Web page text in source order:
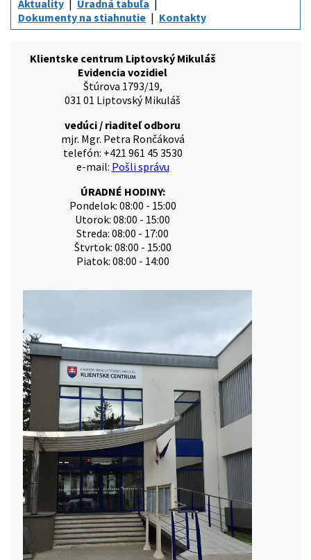
Aktuality
Úradná tabuľa
Dokumenty na stiahnutie
Kontakty
Klientske centrum Liptovský Mikuláš
Evidencia vozidiel
Štúrova 1793/19,
031 01 Liptovský Mikuláš
vedúci / riaditeľ odboru
mjr. Mgr. Petra Rončáková
telefón: +421 961 45 3530
e-mail: Pošli správu
ÚRADNÉ HODINY:
Pondelok: 08:00 - 15:00
Utorok: 08:00 - 15:00
Streda: 08:00 - 17:00
Štvrtok: 08:00 - 15:00
Piatok: 08:00 - 14:00